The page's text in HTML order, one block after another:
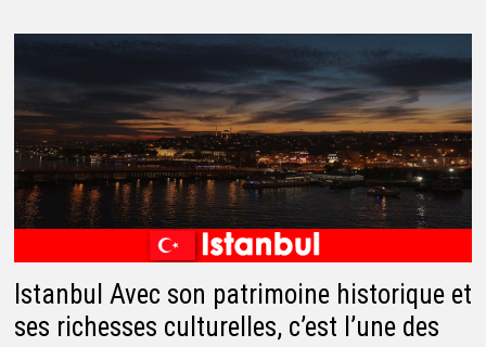
Istanbul Avec son patrimoine historique et
ses richesses culturelles, c’est l’une des